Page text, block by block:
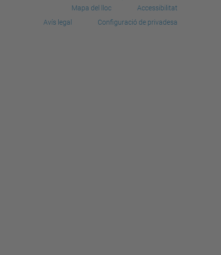
Mapa del lloc
Accessibilitat
Avís legal
Configuració de privadesa